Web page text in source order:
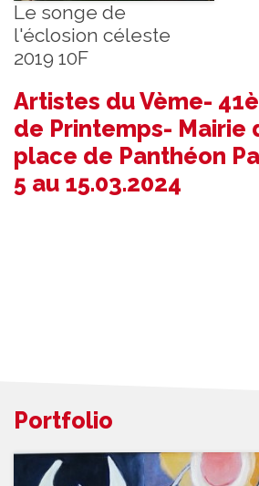
Artistes du Vème-
de Printemps- Mairie
place de Panthéon
5 au 15.03.2024
Le songe de
l'éclosion céleste
2019 10F
Portfolio